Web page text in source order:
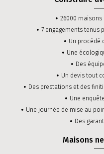
26000 maisons
7 engagements tenus
Un procédé
Une
Des
Un devis tout
Des prestations et des
Une
Une journée de mise au
Des
Maisons